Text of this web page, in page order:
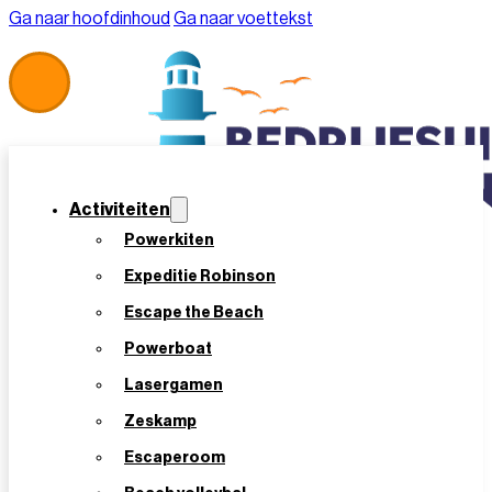
Ga naar hoofdinhoud Ga naar voettekst
Activiteiten
Powerkiten
Expeditie Robinson
Escape the Beach
Powerboat
Lasergamen
Zeskamp
Escaperoom
Offerte Aanvragen